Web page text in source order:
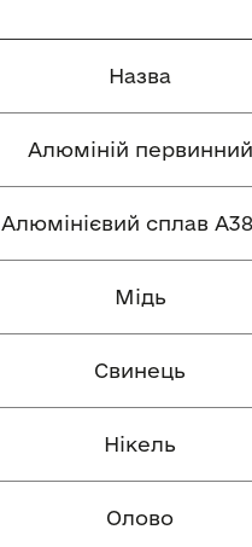
Назва
Алюміній первинний
Алюмінієвий сплав
Мідь
Свинець
Нікель
Олово